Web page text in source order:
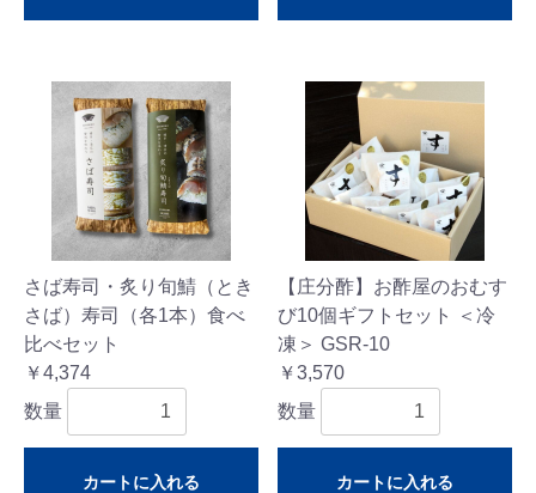
さば寿司・炙り旬鯖（とき
さば）寿司（各1本）食べ
比べセット
￥4,374
数量
カートに入れる
【庄分酢】お酢屋のおむす
び10個ギフトセット ＜冷
凍＞ GSR-10
￥3,570
数量
カートに入れる